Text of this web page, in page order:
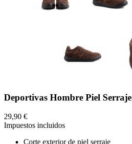
Deportivas Hombre Piel
29,90 €
Impuestos incluidos
Corte exterior de piel serraje